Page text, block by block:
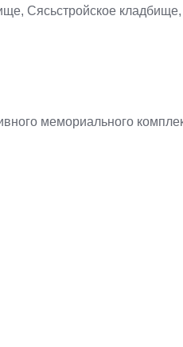
Сясьстройское
мемориального